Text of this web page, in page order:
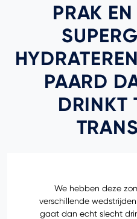
PRAK
PAARD
DRINKT
We hebben deze
verschillende
gaat dan echt slecht